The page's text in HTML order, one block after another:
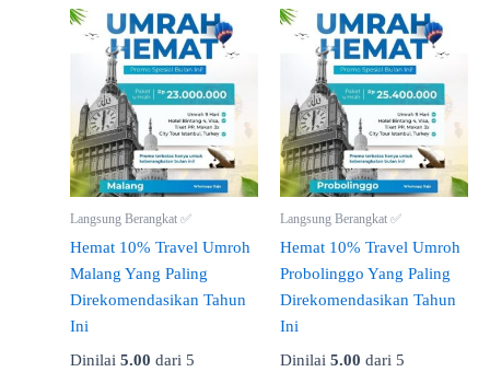
Langsung Berangkat ✅
Hemat 10% Travel Umroh
Malang Yang Paling
Direkomendasikan Tahun
Ini
Dinilai 5.00 dari 5
Langsung Berangkat ✅
Hemat 10% Travel Umroh
Probolinggo Yang Paling
Direkomendasikan Tahun
Ini
Dinilai 5.00 dari 5